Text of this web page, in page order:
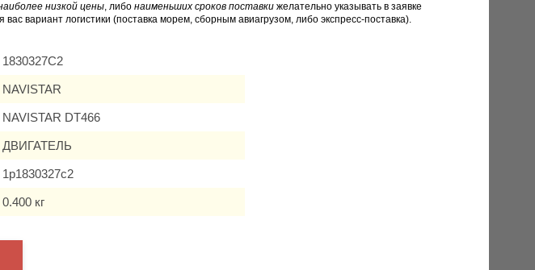
низкой цены, либонаименьших сроков поставки желательно указывать в заявке
вариант логистики (поставка морем, сборным авиагрузом, либо экспресс-поставка).
1830327C2
NAVISTAR
NAVISTAR DT466
ДВИГАТЕЛЬ
1p1830327c2
0.400 кг